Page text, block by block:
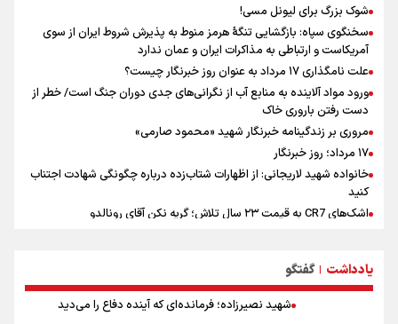
شوک بزرگ برای لیونل مسی!
سخنگوی سپاه: بازگشایی تنگۀ هرمز منوط به پذیرش شروط ایران از سوی
آمریکاست و ارتباطی به مذاکرات ایران و عمان ندارد
علت نامگذاری ۱۷ مرداد به عنوان روز خبرنگار چیست؟
ورود مواد آلاینده به منابع آب از نگرانی‌های جدی دوران جنگ است/ خطر از
دست رفتن باروری خاک
مروری بر زندگینامه خبرنگار شهید «محمود صارمی»
۱۷ مرداد؛ روز خبرنگار
خانواده شهید لاریجانی: از اظهارات شتاب‌زده درباره چگونگی شهادت اجتناب
کنید
اشک‌های CR7 به قیمت ۲۳ سال تلاش؛ گریه نکن آقای رونالدو
تلاش مدام برای زنده نگه داشتن هنر ایرانی
نصرتی: پاسخ بیرانوند سنخیتی با صحبت‌های علی دایی نداشت/
ملی‌پوشان نباید از خودشان تعریف کنند!
یادداشت | گفتگو
شهید نصیرزاده؛ فرمانده‌ای که آینده دفاع را می‌دید